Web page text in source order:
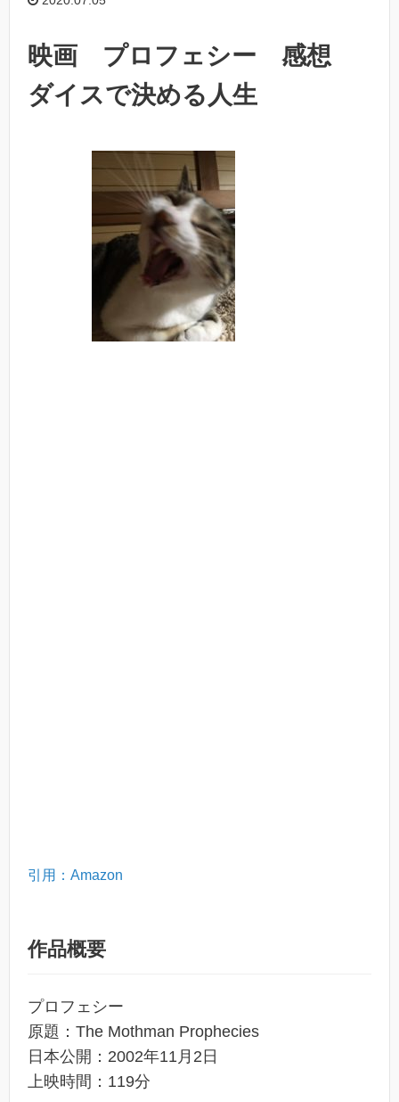
映画 プロフェシー 感想
ダイスで決める人生
引用：Amazon
作品概要
プロフェシー
原題：The Mothman Prophecies
日本公開：2002年11月2日
上映時間：119分